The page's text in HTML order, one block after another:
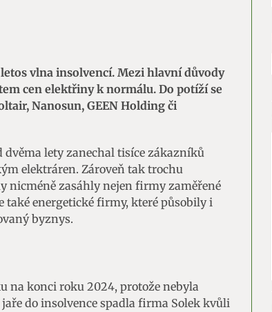
vlna insolvencí. Mezi hlavní důvody
cen elektřiny k normálu. Do potíží se
Nanosun, GEEN Holding či
lety zanechal tisíce zákazníků
elektráren. Zároveň tak trochu
nicméně zasáhly nejen firmy zaměřené
také energetické firmy, které působily i
byznys.
na konci roku 2024, protože nebyla
do insolvence spadla firma Solek kvůli